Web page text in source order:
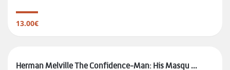
13.00€
Herman Melville The Confidence-Man: His Masqu ...